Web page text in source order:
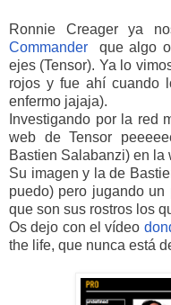
Ronnie Creager ya
Commander
que algo
ejes (Tensor). Ya lo
rojos y fue ahí cuando
enfermo jajaja).
Investigando por la red
web de Tensor
Bastien Salabanzi) en la
Su imagen y la de
puedo) pero jugando
que son sus rostros los
Os dejo con el vídeo
the life, que nunca está